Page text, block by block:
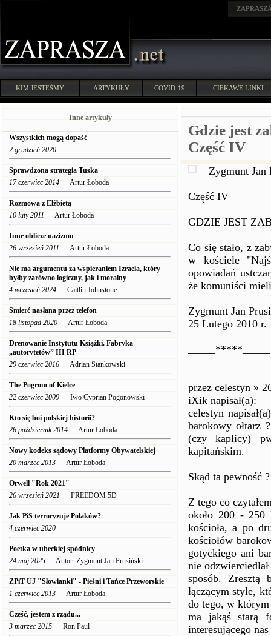
KIM JESTEŚMY ARTYKUŁY COVID-19 CIEKAWE LINKI
Inne artykuły
Wszystkich mogą dopaść
2 grudzień 2020
Sprawdzona strategia Tuska
17 czerwiec 2014 Artur Łoboda
Rozmowa z Elżbietą
10 luty 2011 Artur Łoboda
Inne oblicze nazizmu
26 wrzesień 2011 Artur Łoboda
Nie ma argumentu za wspieraniem Izraela, który
byłby zarówno logiczny, jak i moralny
4 wrzesień 2024 Caitlin Johnstone
Śmierć nasłana przez telefon
18 listopad 2020 Artur Łoboda
Drenowanie Instytutu Książki. Fabryka
„autorytetów” III RP
29 czerwiec 2016 Adrian Stankowski
The Pogrom of Kielce
22 czerwiec 2009 Iwo Cyprian Pogonowski
Kto się boi polskiej historii?
26 październik 2014 Artur Łoboda
Nowy kodeks sądowy Platformy Obywatelskiej
20 marzec 2013 Artur Łoboda
Orwell "Rok 2021"
26 wrzesień 2021 FREEDOM 5D
Jak PiS terroryzuje Polaków?
4 czerwiec 2020
Poetka w ubeckiej spódnicy
24 maj 2025 Autor: Zygmunt Jan Prusiński
ZPiT UJ "Słowianki" - Pieśni i Tańce Przeworskie
1 czerwiec 2013 Artur Łoboda
Cześć, jestem z rządu...
3 marzec 2015 Ron Paul
Gdzie jest
Część IV
Zygmunt Jan
Część IV
GDZIE JEST
Co się stało, z
w kościele
opowiadań
że komuniści
Zygmunt Jan
25 Lutego 2010 r.
_____*****_____
przez celestyn »
iXik napisał(a):
celestyn
barokowy ołtarz
(czy kaplicy)
kapitańskim.
Skąd ta pewność
Z tego co
około 200 - 250
kościoła, a po
kościołów
gotyckiego ani
nie
sposób. Zresztą
łączącym style,
do tego, w którym
ma jakąś starą
interesującego nas